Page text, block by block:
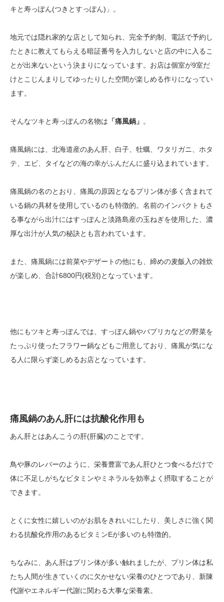
キと寿っぽん(つきとすっぽん)」。
地元では隠れ家的な店として知られ、完全予約制、電話で予約し
たときに教えてもらえる暗証番号を入力しないと店の中に入るこ
とが出来ないという決まりになっています。お店は個室が9室だ
けとこじんまりしてゆったりした空間が楽しめる作りになってい
ます。
そんなツキと寿っぽんの名物は 「痛風鍋」 。
痛風鍋には、北海道産のあん肝、白子、牡蠣、ワタリガニ、ホタ
テ、エビ、タイなどの海の幸がふんだんに盛り込まれています。
痛風鍋の名のとおり、痛風の原因となるプリン体が多く含まれて
いる鍋の具材を使用しているのも特徴的。名前のインパクトもさ
る事ながら出汁にはすっぽんと淡路島産の玉ねぎを使用した、濃
厚な出汁が人気の秘訣とも言われています。
また、痛風鍋には前菜やデザートの他にも、締めの麦飯入の雑炊
が楽しめ、合計6800円(税別)となっています。
他にもツキと寿っぽんでは、すっぽん鍋やパプリカなどの野菜を
たっぷり使ったフラワー鍋などもご用意しており、痛風が気にな
る人に限らず楽しめるお店となっています。
痛風鍋のあん肝には抗酸化作用も
あん肝とはあんこうの肝(肝臓)のことです。
鳥や豚のレバーのように、栄養豊富であん肝ひとつ食べるだけで
体に不足しがちなビタミンやミネラルを効率よく摂取することが
できます。
とくに女性に嬉しいのがお肌をきれいにしたり、美しさに強く関
わる抗酸化作用のあるビタミンEが多いのも特徴的。
ちなみに、あん肝はプリン体が多い触れましたが、プリン体は私
たち人間が生きていくのに欠かせない栄養のひとつであり、新陳
代謝やエネルギー代謝に関わる大事な栄養素。